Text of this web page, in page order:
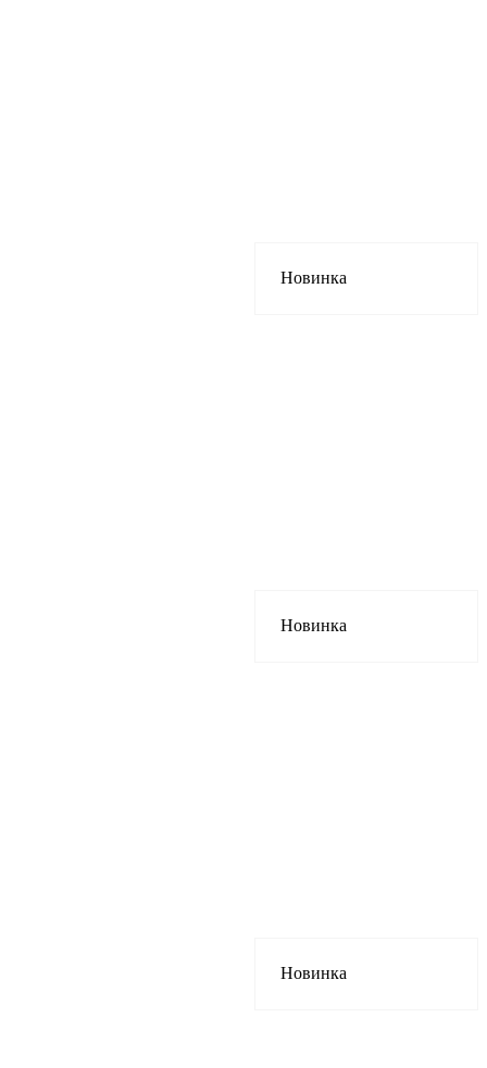
Новинка
Новинка
Новинка